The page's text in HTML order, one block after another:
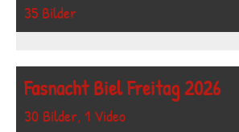
35 Bilder
Fasnacht Biel Freitag 2026
30 Bilder, 1 Video